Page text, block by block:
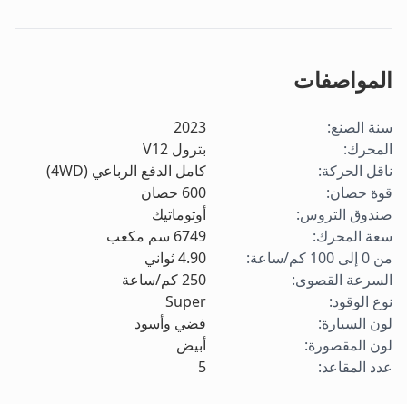
المواصفات
سنة الصنع:
2023
المحرك:
بترول V12
ناقل الحركة:
كامل الدفع الرباعي (4WD)
قوة حصان:
600 حصان
صندوق التروس:
أوتوماتيك
سعة المحرك:
6749 سم مكعب
من 0 إلى 100 كم/ساعة
:
4.90ثواني
السرعة القصوى:
250كم/ساعة
نوع الوقود:
Super
لون السيارة:
فضي وأسود
لون المقصورة:
أبيض
عدد المقاعد:
5